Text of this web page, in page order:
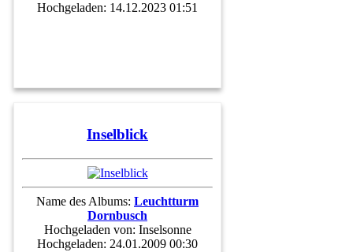
Hochgeladen: 14.12.2023 01:51
Inselblick
Name des Albums: Leuchtturm
Dornbusch
Hochgeladen von: Inselsonne
Hochgeladen: 24.01.2009 00:30